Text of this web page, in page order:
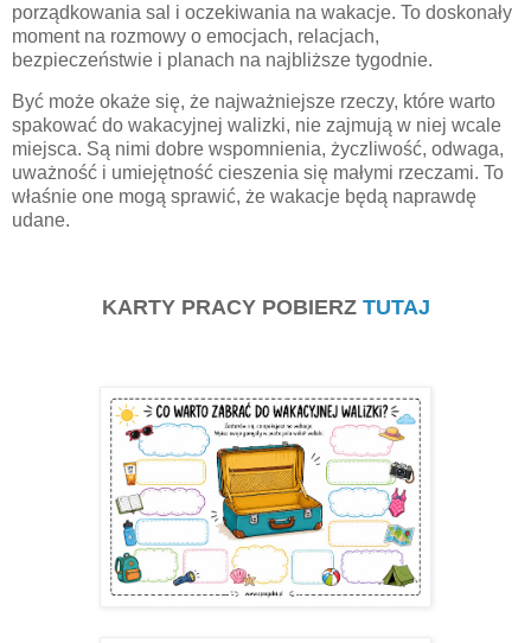
porządkowania sal i oczekiwania na wakacje. To doskonały
moment na rozmowy o emocjach, relacjach,
bezpieczeństwie i planach na najbliższe tygodnie.
Być może okaże się, że najważniejsze rzeczy, które warto
spakować do wakacyjnej walizki, nie zajmują w niej wcale
miejsca. Są nimi dobre wspomnienia, życzliwość, odwaga,
uważność i umiejętność cieszenia się małymi rzeczami. To
właśnie one mogą sprawić, że wakacje będą naprawdę
udane.
KARTY PRACY POBIERZ TUTAJ